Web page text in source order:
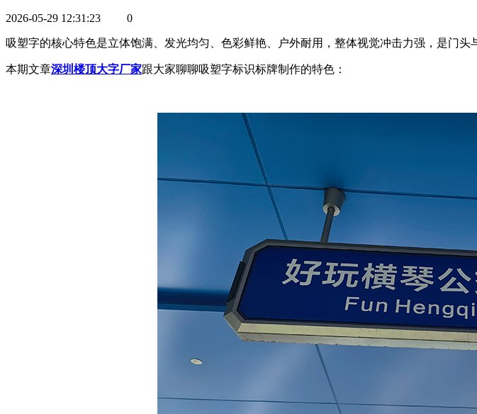
2026-05-29 12:31:23 0
吸塑字的核心特色是立体饱满、发光均匀、色彩鲜艳、户外耐用，整体视觉冲击力强，是门头
本期文章深圳楼顶大字厂家跟大家聊聊吸塑字标识标牌制作的特色：